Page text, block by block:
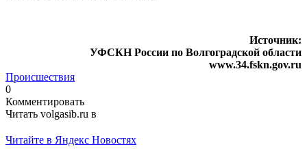
Источник:
УФСКН России по Волгоградской области
www.34.fskn.gov.ru
Происшествия
0
Комментировать
Читать volgasib.ru в
Читайте в Яндекс Новостях